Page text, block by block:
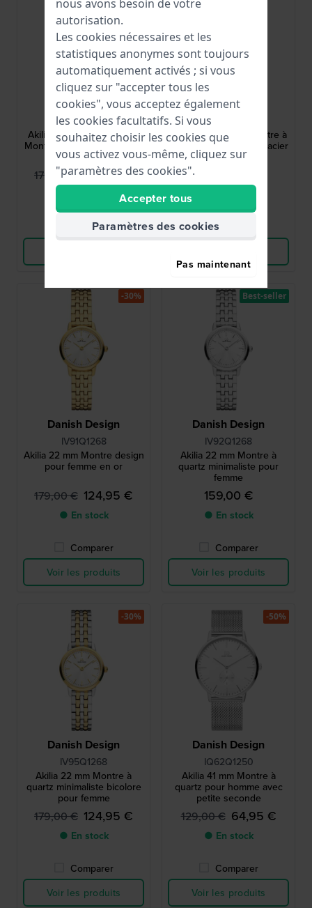
Danish Design
IV76Q1268
Akilia - Husky Blue 22 mm
Montre à quartz ultra-mince
pour femme
179,00 € 124,95 €
Comparer
Danish Design
IV19Q1268
Akilia Mini 22 mm Montre à
quartz pour femme en acier
inoxydable
Comparer
Danish Design
IV91Q1268
Akilia 22 mm Montre design
pour femme en or
179,00 € 124,95 €
● En stock
Comparer
Voir les produits
-30%
Danish Design
IV92Q1268
Akilia 22 mm Montre à
quartz minimaliste pour
femme
159,00 €
● En stock
Comparer
Voir les produits
Best-seller
Danish Design
IV95Q1268
Akilia 22 mm Montre à
quartz minimaliste bicolore
pour femme
179,00 € 124,95 €
● En stock
Comparer
Voir les produits
-30%
Danish Design
IQ62Q1250
Akilia 41 mm Montre à
quartz pour homme avec
petite seconde
129,00 € 64,95 €
● En stock
Comparer
Voir les produits
-50%
nous avons besoin de votre
autorisation.
Les cookies nécessaires et les
statistiques anonymes sont toujours
automatiquement activés ; si vous
cliquez sur "accepter tous les
cookies", vous acceptez également
les cookies facultatifs. Si vous
souhaitez choisir les cookies que
vous activez vous-même, cliquez sur
"paramètres des cookies".
Accepter tous
Paramètres des cookies
Pas maintenant